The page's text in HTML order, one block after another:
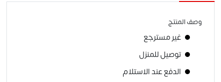
وصف المنتج
غير مسترجع
توصيل للمنزل
الدفع عند الاستلام